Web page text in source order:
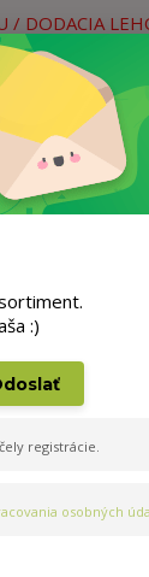
/ DODACIA
Hľadať
Zavolajte.
:)
registrácie.
osobných